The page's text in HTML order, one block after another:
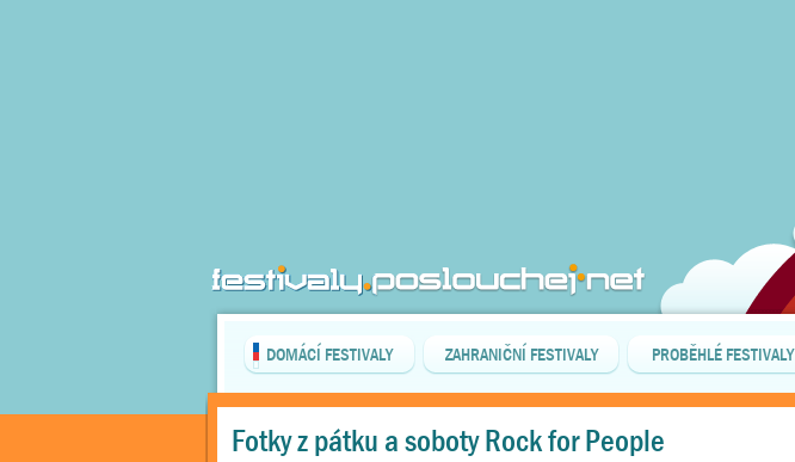
DOMÁCÍ FESTIVALY ZAHRANIČNÍ FESTIVALY PROBĚHLÉ FESTIVALY
Fotky z pátku a soboty Rock for People